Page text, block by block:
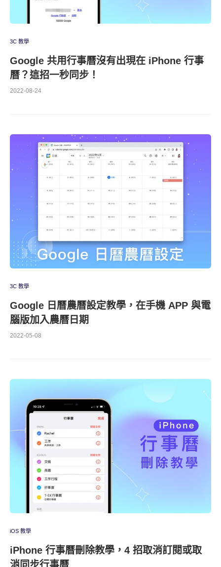
3C 教學
Google 共用行事曆沒有出現在 iPhone 行事
曆？這招一秒同步！
2022-08-24
3C 教學
Google 日曆農曆設定教學，在手機 APP 與電
腦版加入農曆日期
2022-05-08
iOS 教學
iPhone 行事曆刪除教學，4 招取消訂閱或取
消同步行事曆